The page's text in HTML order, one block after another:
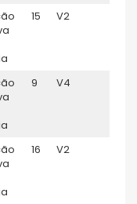
15 V2
9 V4
16 V2